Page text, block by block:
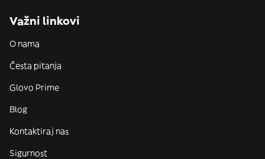
Važni linkovi
O nama
Česta pitanja
Glovo Prime
Blog
Kontaktiraj nas
Sigurnost